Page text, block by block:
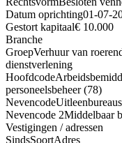
Datum oprichting01-07-
Gestort kapitaal€ 10.000
Branche
GroepVerhuur van
dienstverlening
Hoofdcode
personeelsbeheer (78)
Nevencode
Nevencode 2Middelbaar
Vestigingen / adressen
SindsSoortAdres